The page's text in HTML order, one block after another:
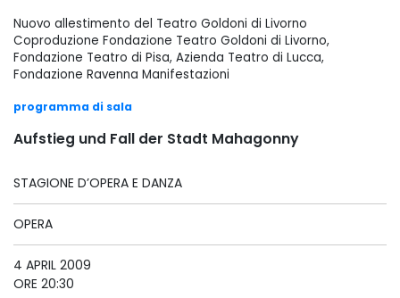
Nuovo allestimento del Teatro Goldoni di Livorno
Coproduzione Fondazione Teatro Goldoni di Livorno,
Fondazione Teatro di Pisa, Azienda Teatro di Lucca,
Fondazione Ravenna Manifestazioni
programma di sala
Aufstieg und Fall der Stadt Mahagonny
STAGIONE D’OPERA E DANZA
OPERA
4 APRIL 2009
ORE 20:30